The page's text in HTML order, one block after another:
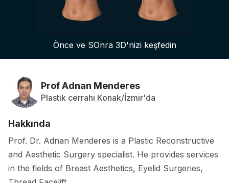
3D İş Platformu
Hasta incelemeleri
Önce ve SOnra 3D'nizi keşfedin
Prof Adnan Menderes
Plastik cerrahı Konak/İzmir'da
Hakkında
Prof. Dr. Adnan Menderes is a Plastic Reconstructive
and Aesthetic Surgery specialist. He provides services
in the fields of Breast Aesthetics, Eyelid Surgeries,